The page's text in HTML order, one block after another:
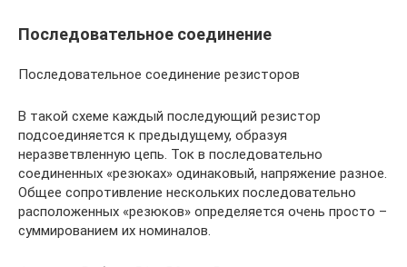
Последовательное соединение
Последовательное соединение резисторов
В такой схеме каждый последующий резистор
подсоединяется к предыдущему, образуя
неразветвленную цепь. Ток в последовательно
соединенных «резюках» одинаковый, напряжение разное.
Общее сопротивление нескольких последовательно
расположенных «резюков» определяется очень просто –
суммированием их номиналов.